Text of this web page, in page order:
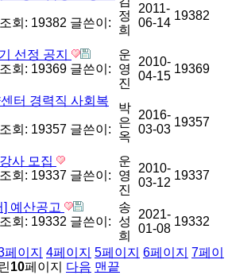
조회: 19382 글쓴이:
정
희
2011-
06-14
19382
선정 공지
조회: 19369 글쓴이:
운
영
진
2010-
04-15
19369
터 경력직 사회복
조회: 19357 글쓴이:
박
은
옥
2016-
03-03
19357
사 모집
조회: 19337 글쓴이:
운
영
진
2010-
03-12
19337
예산공고
조회: 19332 글쓴이:
송
성
희
2021-
01-08
19332
페이지 4페이지 5페이지 6페이지 7페이
10페이지 다음 맨끝